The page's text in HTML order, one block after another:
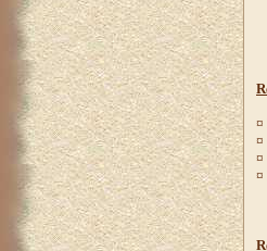
¤
¤
¤
¤